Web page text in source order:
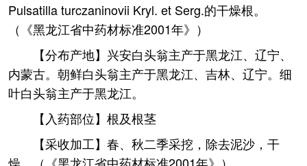
Pulsatilla turczaninovii Kryl. et Serg.的干燥根。
（《黑龙江省中药材标准2001年》）
【分布产地】兴安白头翁主产于黑龙江、辽宁、
内蒙古。朝鲜白头翁主产于黑龙江、吉林、辽宁。细
叶白头翁主产于黑龙江。
【入药部位】根及根茎
【采收加工】春、秋二季采挖，除去泥沙，干